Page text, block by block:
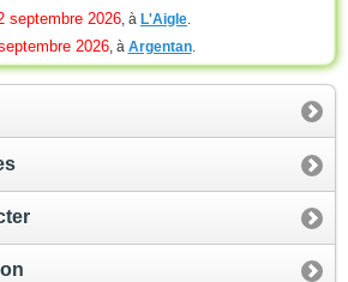
septembre 2026, à L'Aigle.
2026, à Argentan.